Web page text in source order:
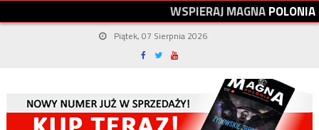
WSPIERAJMAGNAPOLONIA
Piątek, 07 Sierpnia 2026